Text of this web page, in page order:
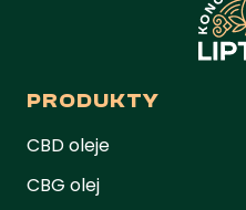
PRODUKTY
CBD oleje
CBG olej